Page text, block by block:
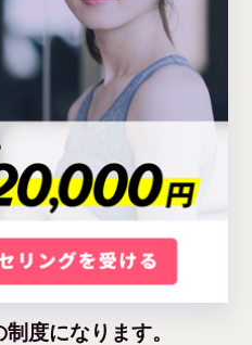
度になります。